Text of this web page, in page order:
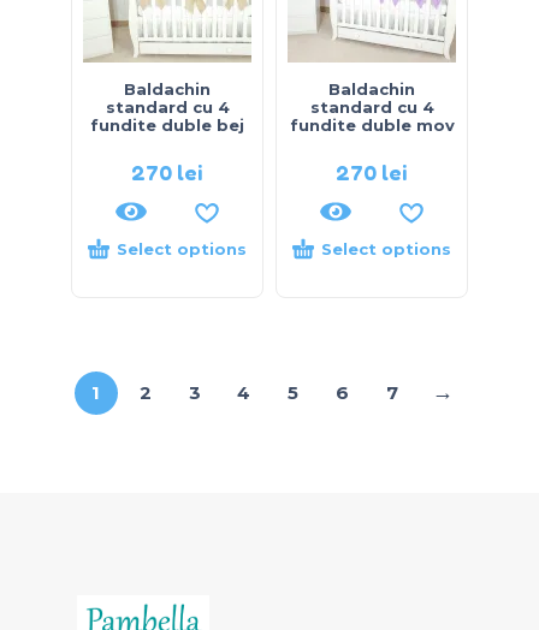
Baldachin
standard cu 4
fundite duble bej
270 lei
Select options
Baldachin
standard cu 4
fundite duble mov
270 lei
Select options
1 2 3 4 5 6 7 →